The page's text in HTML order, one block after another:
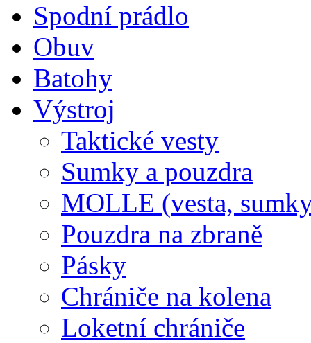
Spodní prádlo
Obuv
Batohy
Výstroj
Taktické vesty
Sumky a pouzdra
MOLLE (vesta,
Pouzdra na zbraně
Pásky
Chrániče na kolena
Loketní chrániče